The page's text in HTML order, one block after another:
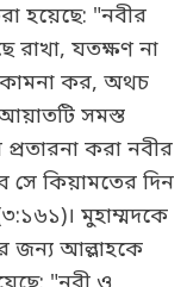
হয়েছে: "নবীর
রাখা, যতক্ষণ না
কামনা কর, অথচ
সমস্ত
করা নবীর
কিয়ামতের দিন
মুহাম্মদকে
জন্য আল্লাহকে